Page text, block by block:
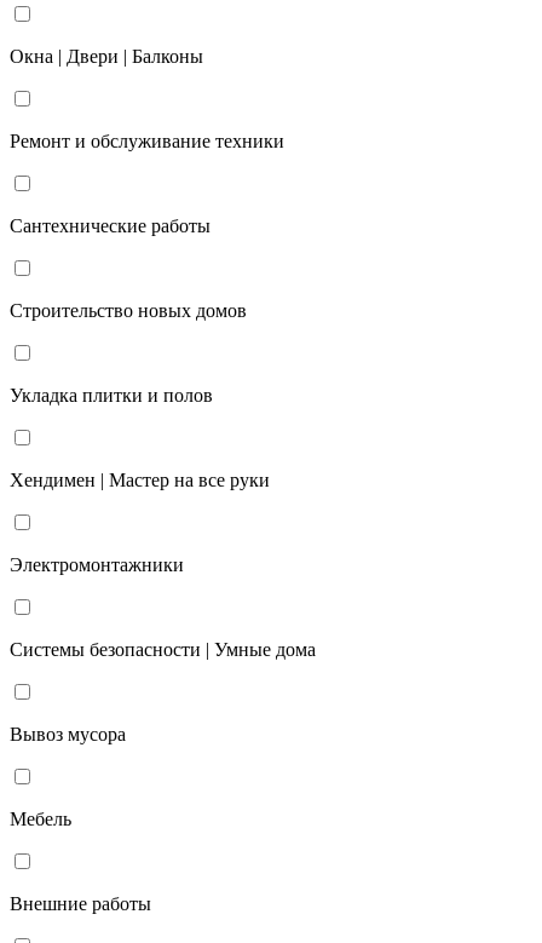
Окна | Двери | Балконы
Ремонт и обслуживание техники
Сантехнические работы
Строительство новых домов
Укладка плитки и полов
Хендимен | Мастер на все руки
Электромонтажники
Системы безопасности | Умные дома
Вывоз мусора
Мебель
Внешние работы